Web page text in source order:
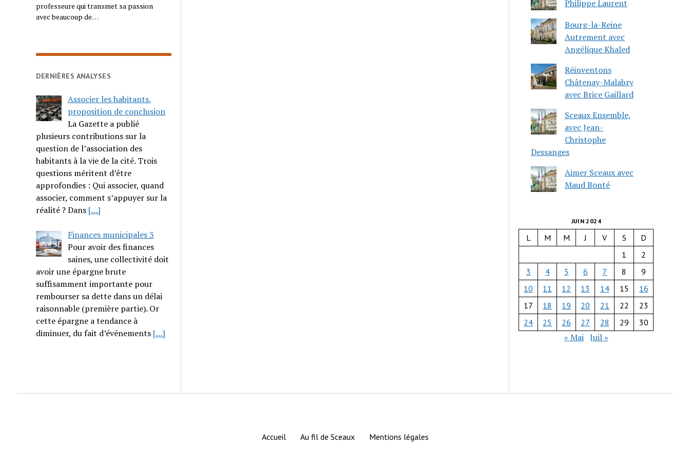
professeure qui transmet sa passion
avec beaucoup de…
DERNIÈRES ANALYSES
Associer les habitants,
proposition de conclusion
La Gazette a publié
plusieurs contributions sur la
question de l’association des
habitants à la vie de la cité. Trois
questions méritent d’être
approfondies : Qui associer, quand
associer, comment s’appuyer sur la
réalité ? Dans […]
Finances municipales 3
Pour avoir des finances
saines, une collectivité doit
avoir une épargne brute
suffisamment importante pour
rembourser sa dette dans un délai
raisonnable (première partie). Or
cette épargne a tendance à
diminuer, du fait d’événements […]
Philippe Laurent
Bourg-la-Reine
Autrement avec
Angélique Khaled
Réinventons
Châtenay-Malabry
avec Brice Gaillard
Sceaux Ensemble,
avec Jean-
Christophe
Dessanges
Aimer Sceaux avec
Maud Bonté
JUIN 2024
L M M J V S
D
1
2
3
4 5 6 7 8
9
10
11 12 13 14 15
16
17
18 19 20 21 22
23
24
25 26 27 28 29 30
« Mai Juil »
Accueil Au fil de Sceaux Mentions légales